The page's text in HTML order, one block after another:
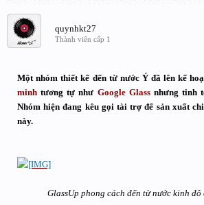
quynhkt27
Thành viên cấp 1
Một nhóm thiết kế đến từ nước Ý đã lên kế
minh tương tự như Google Glassnhưng tinh
Nhóm hiện đang kêu gọi tài trợ để sản xuất
này.
GlassUp phong cách đến từ nước kinh